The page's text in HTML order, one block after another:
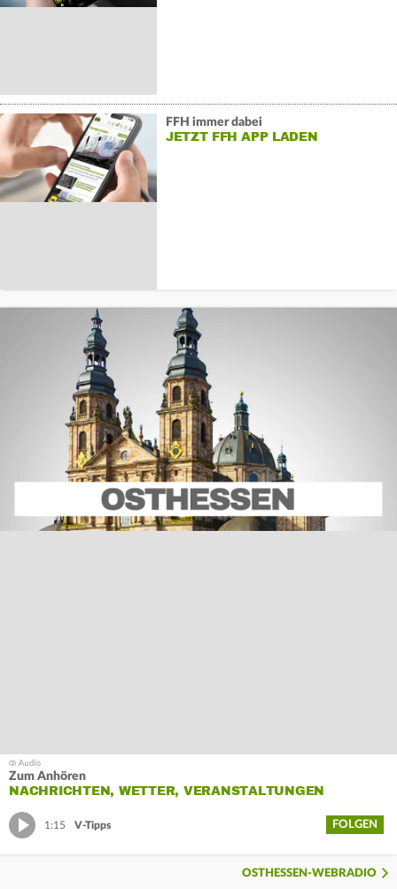
FFH immer dabei
JETZT FFH APP LADEN
Zum Anhören
NACHRICHTEN, WETTER, VERANSTALTUNGEN
1:15 V-Tipps FOLGEN
OSTHESSEN-WEBRADIO